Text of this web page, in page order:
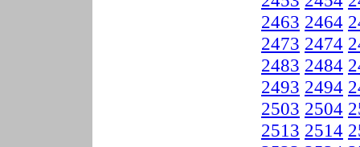
2463 2464
2473 2474
2483 2484
2493 2494
2503 2504
2513 2514